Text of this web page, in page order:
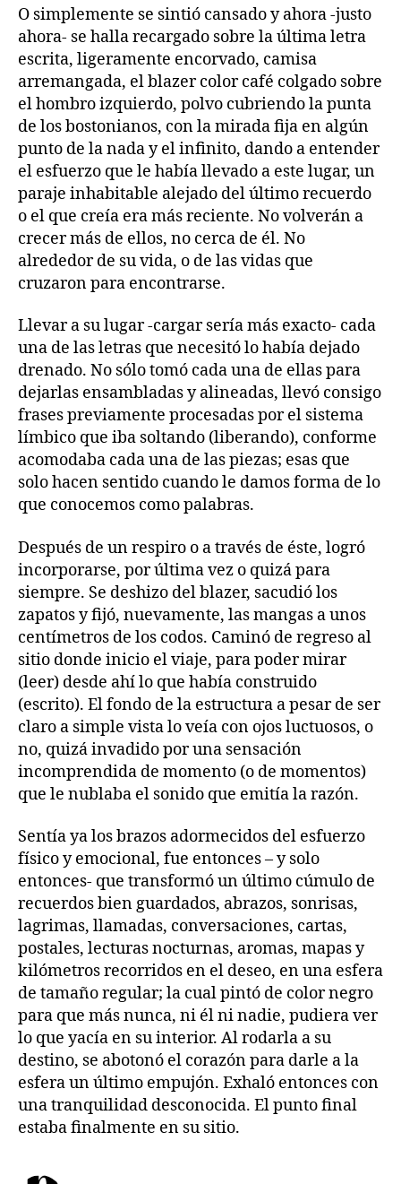
O simplemente se sintió cansado y ahora -justo
ahora- se halla recargado sobre la última letra
escrita, ligeramente encorvado, camisa
arremangada, el blazer color café colgado sobre
el hombro izquierdo, polvo cubriendo la punta
de los bostonianos, con la mirada fija en algún
punto de la nada y el infinito, dando a entender
el esfuerzo que le había llevado a este lugar, un
paraje inhabitable alejado del último recuerdo
o el que creía era más reciente. No volverán a
crecer más de ellos, no cerca de él. No
alrededor de su vida, o de las vidas que
cruzaron para encontrarse.
Llevar a su lugar -cargar sería más exacto- cada
una de las letras que necesitó lo había dejado
drenado. No sólo tomó cada una de ellas para
dejarlas ensambladas y alineadas, llevó consigo
frases previamente procesadas por el sistema
límbico que iba soltando (liberando), conforme
acomodaba cada una de las piezas; esas que
solo hacen sentido cuando le damos forma de lo
que conocemos como palabras.
Después de un respiro o a través de éste, logró
incorporarse, por última vez o quizá para
siempre. Se deshizo del blazer, sacudió los
zapatos y fijó, nuevamente, las mangas a unos
centímetros de los codos. Caminó de regreso al
sitio donde inicio el viaje, para poder mirar
(leer) desde ahí lo que había construido
(escrito). El fondo de la estructura a pesar de ser
claro a simple vista lo veía con ojos luctuosos, o
no, quizá invadido por una sensación
incomprendida de momento (o de momentos)
que le nublaba el sonido que emitía la razón.
Sentía ya los brazos adormecidos del esfuerzo
físico y emocional, fue entonces – y solo
entonces- que transformó un último cúmulo de
recuerdos bien guardados, abrazos, sonrisas,
lagrimas, llamadas, conversaciones, cartas,
postales, lecturas nocturnas, aromas, mapas y
kilómetros recorridos en el deseo, en una esfera
de tamaño regular; la cual pintó de color negro
para que más nunca, ni él ni nadie, pudiera ver
lo que yacía en su interior. Al rodarla a su
destino, se abotonó el corazón para darle a la
esfera un último empujón. Exhaló entonces con
una tranquilidad desconocida. El punto final
estaba finalmente en su sitio.